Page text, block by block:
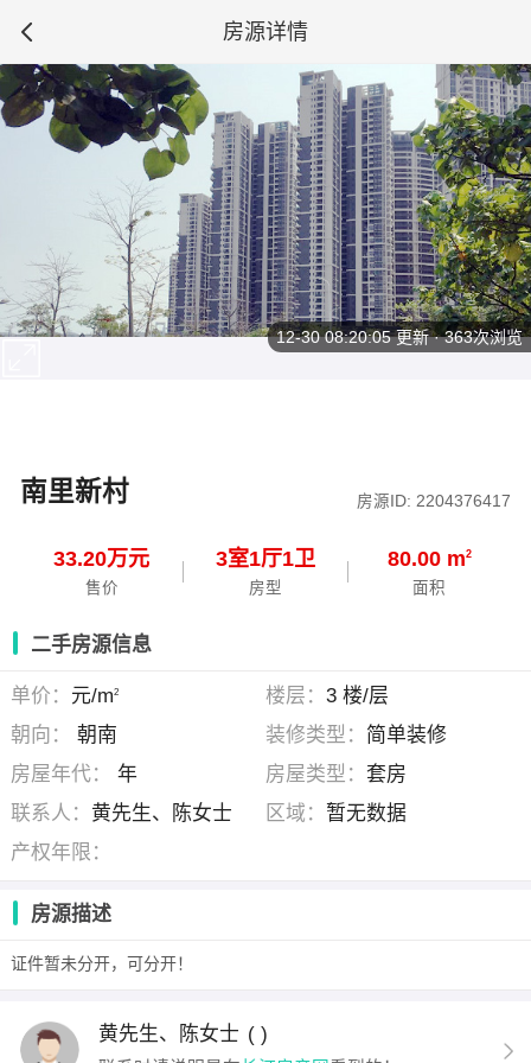
房源详情
南里新村 房源ID: 2204376417
33.20万元
售价
3室1厅1卫
房型
80.00 m2
面积
12-30 08:20:05更新 · 363次浏览
二手房源信息
单价： 元/m2 楼层： 3 楼/层
朝向：
朝南 装修类型： 简单装修
房屋年代：
年 房屋类型： 套房
联系人： 黄先生、陈女士 区域： 暂无数据
产权年限：
房源描述
证件暂未分开，可分开！
黄先生、陈女士 ( )